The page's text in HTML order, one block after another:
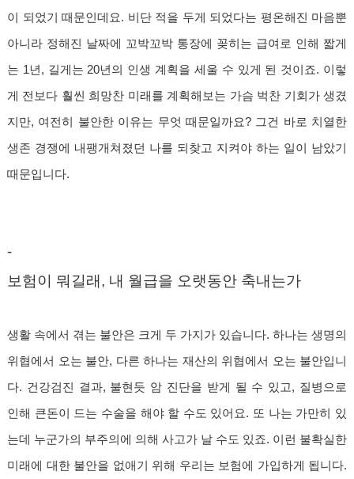
이 되었기 때문인데요. 비단 적을 두게 되었다는 평온해진 마음뿐
아니라 정해진 날짜에 꼬박꼬박 통장에 꽂히는 급여로 인해 짧게
는 1년, 길게는 20년의 인생 계획을 세울 수 있게 된 것이죠. 이렇
게 전보다 훨씬 희망찬 미래를 계획해보는 가슴 벅찬 기회가 생겼
지만, 여전히 불안한 이유는 무엇 때문일까요? 그건 바로 치열한
생존 경쟁에 내팽개쳐졌던 나를 되찾고 지켜야 하는 일이 남았기
때문입니다.
-
보험이 뭐길래, 내 월급을 오랫동안 축내는가
생활 속에서 겪는 불안은 크게 두 가지가 있습니다. 하나는 생명의
위협에서 오는 불안, 다른 하나는 재산의 위협에서 오는 불안입니
다. 건강검진 결과, 불현듯 암 진단을 받게 될 수 있고, 질병으로
인해 큰돈이 드는 수술을 해야 할 수도 있어요. 또 나는 가만히 있
는데 누군가의 부주의에 의해 사고가 날 수도 있죠. 이런 불확실한
미래에 대한 불안을 없애기 위해 우리는 보험에 가입하게 됩니다.